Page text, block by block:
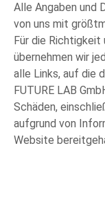
Alle Angaben und
von uns mit
Für die
übernehmen wir
alle Links, auf die
FUTURE LAB
Schäden,
aufgrund von
Website